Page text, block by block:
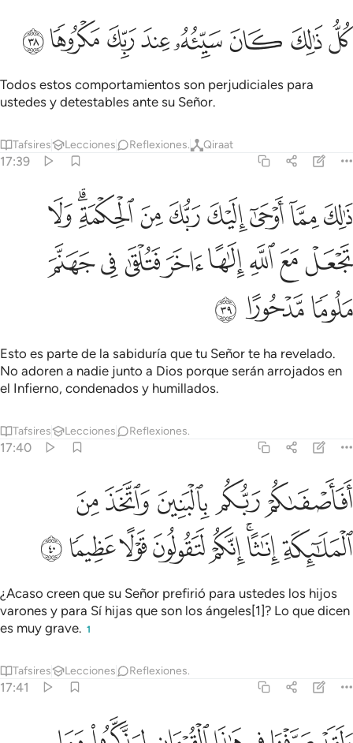
كل ذالك كان سييه عند ربك مكروها ٣٨
كُلُّ ذَٰلِكَ كَانَ سَيِّئُهُۥ عِندَ رَبِّكَ مَكْرُوهًۭا ٣٨
ﳟﳠﳡﳢﳣﳤﳥﳦ
Todos estos comportamientos son perjudiciales para
ustedes y detestables ante su Señor.
Tafsires Lecciones Reflexiones. Qiraat
17:39
ذالك مما اوحى اليك ربك من الحكمة ولا تجعل مع الله الاها اخر فتلقى
ذَٰلِكَ مِمَّآ أَوْحَىٰٓ إِلَيْكَ رَبُّكَ مِنَ ٱلْحِكْمَةِ ۗ وَلَا تَجْعَلْ مَعَ ٱللَّهِ إِلَـٰهًا ءَاخَرَ
ﱁﱂﱃﱄﱅﱆﱇﱈﱉ
ﱊﱋﱌﱍﱎﱏﱐﱑ
ﱒﱓﱔ
Esto es parte de la sabiduría que tu Señor te ha revelado.
No adoren a nadie junto a Dios porque serán arrojados en
el Infierno, condenados y humillados.
Tafsires Lecciones Reflexiones.
17:40
افاصفاكم ربكم بالبنين واتخذ من الملايكة اناثا انكم لتقولون قولا عظيما
أَفَأَصْفَىٰكُمْ رَبُّكُم بِٱلْبَنِينَ وَٱتَّخَذَ مِنَ ٱلْمَلَـٰٓئِكَةِ إِنَـٰثًا ۚ إِنَّكُمْ لَتَقُولُونَ
ﱕﱖﱗﱘﱙ
ﱚﱛﱜﱝﱞﱟﱠﱡ
¿Acaso creen que su Señor prefirió para ustedes los hijos
varones y para Sí hijas que son los ángeles[1]? Lo que dicen
es muy grave. 1
Tafsires Lecciones Reflexiones.
17:41
ولقد صرفنا في هاذا القران ليذكروا وما يزيدهم الا نفورا ٤١